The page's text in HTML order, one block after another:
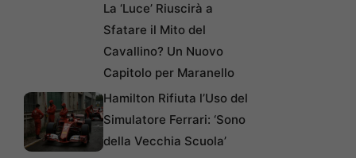
La ‘Luce’ Riuscirà a
Sfatare il Mito del
Cavallino? Un Nuovo
Capitolo per Maranello
Hamilton Rifiuta l’Uso del
Simulatore Ferrari: ‘Sono
della Vecchia Scuola’